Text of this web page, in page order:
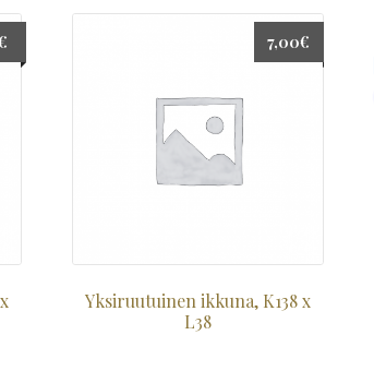
Yksiruutuinen ikkuna, K138 x
L38
7,00€